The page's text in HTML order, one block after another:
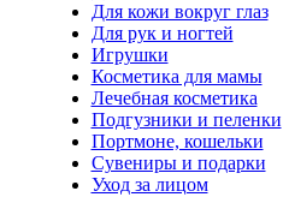
Для кожи вокруг глаз
Для рук и ногтей
Игрушки
Косметика для мамы
Лечебная косметика
Подгузники и пеленки
Портмоне, кошельки
Сувениры и подарки
Уход за лицом